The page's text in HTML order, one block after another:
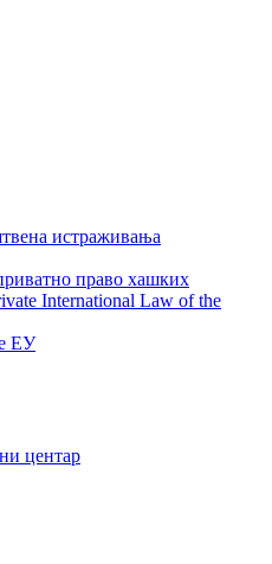
истраживања
право хашких
International Law of the
ЕУ
центар